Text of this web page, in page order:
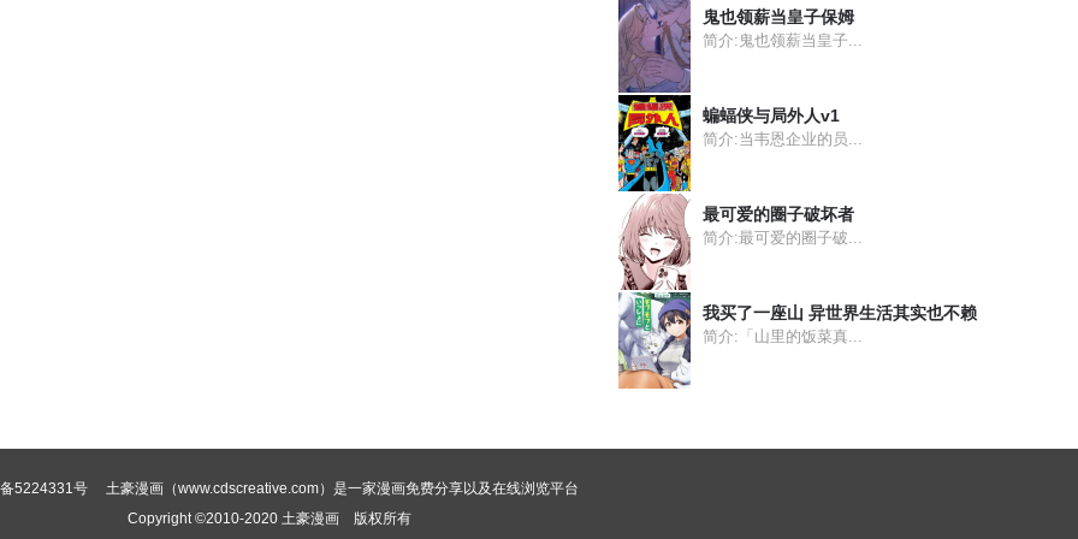
鬼也领薪当皇子保姆
简介:鬼也领薪当皇子...
蝙蝠侠与局外人v1
简介:当韦恩企业的员...
最可爱的圈子破坏者
简介:最可爱的圈子破...
我买了一座山 异世界生活其实也不赖
简介:「山里的饭菜真...
5224331号
土豪漫画（www.cdscreative.com）是一家漫画免费分享以及在线浏览平台
Copyright ©2010-2020 土豪漫画 版权所有